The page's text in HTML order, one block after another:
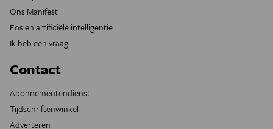
Ons Manifest
Eos en artificiële intelligentie
Ik heb een vraag
Contact
Abonnementendienst
Tijdschriftenwinkel
Adverteren